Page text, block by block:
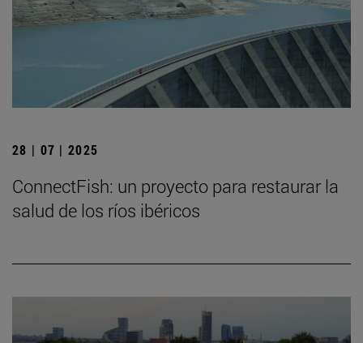
28 | 07 | 2025
ConnectFish: un proyecto para restaurar la
salud de los ríos ibéricos